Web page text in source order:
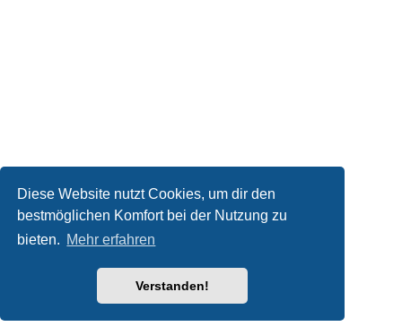
Diese Website nutzt Cookies, um dir den
bestmöglichen Komfort bei der Nutzung zu
bieten. Mehr erfahren
Verstanden!